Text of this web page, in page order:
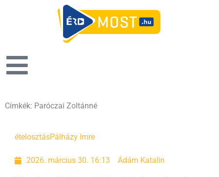
Címkék: Paróczai Zoltánné
ételosztásPálházy Imre
2026. március 30. 16:13 Ádám Katalin